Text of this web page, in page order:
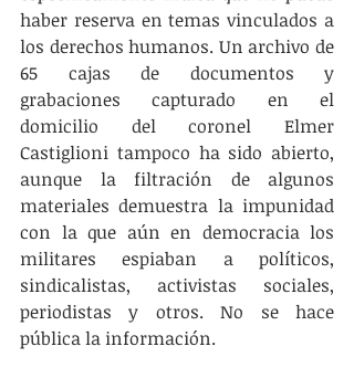
haber reserva en temas vinculados a
los derechos humanos. Un archivo de
65 cajas de documentos y
grabaciones capturado en el
domicilio del coronel Elmer
Castiglioni tampoco ha sido abierto,
aunque la filtración de algunos
materiales demuestra la impunidad
con la que aún en democracia los
militares espiaban a políticos,
sindicalistas, activistas sociales,
periodistas y otros. No se hace
pública la información.